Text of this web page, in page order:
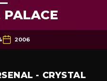
PALACE
2006
- CRYSTAL